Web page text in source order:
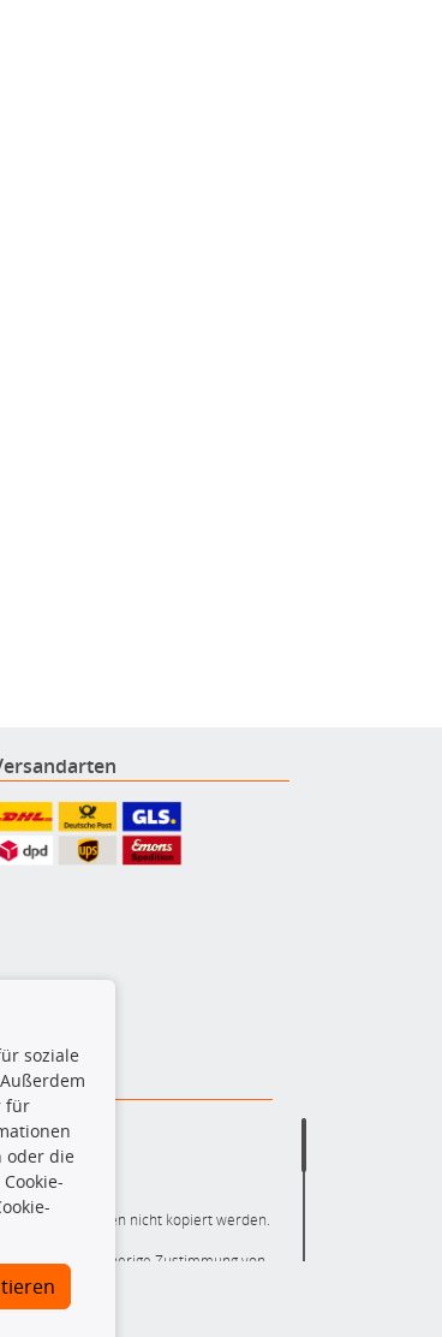
Datenbank dürfen nicht kopiert werden.
ohne vorherige Zustimmung von
Handlungen durch Dritte ausführen zu
dar und wird verfolgt.
soziale
für
oder die